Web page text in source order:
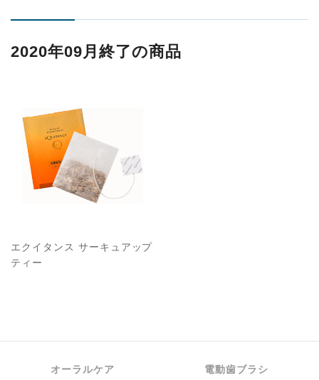
2020年09月終了の商品
エクイタンス サーキュアップ
ティー
オーラルケア 電動歯ブラシ